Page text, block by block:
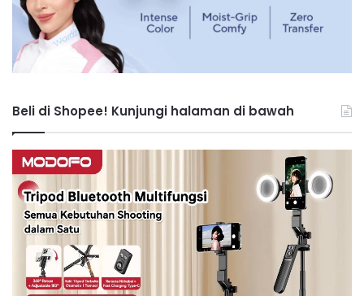
Beli di Shopee! Kunjungi halaman di bawah